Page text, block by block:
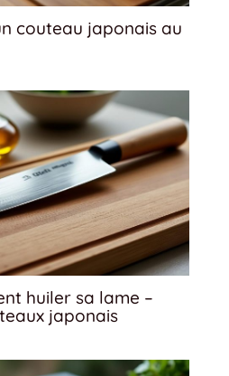
couteau japonais au
huiler sa lame –
japonais